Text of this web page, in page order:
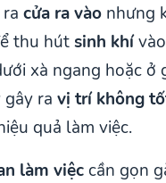
cửa ra vào nhưng
thu hútsinh khí
xà ngang hoặc ở
ra vị trí không
quả làm việc.
làm việc cần gọn